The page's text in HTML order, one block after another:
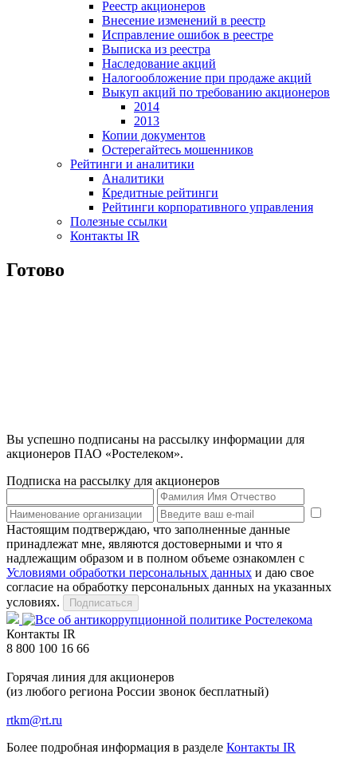
Реестр акционеров
Внесение изменений в реестр
Исправление ошибок в реестре
Выписка из реестра
Наследование акций
Налогообложение при продаже акций
Выкуп акций по требованию акционеров
2014
2013
Копии документов
Остерегайтесь мошенников
Рейтинги и аналитики
Аналитики
Кредитные рейтинги
Рейтинги корпоративного управления
Полезные ссылки
Контакты IR
Готово
Вы успешно подписаны на рассылку информации для
акционеров ПАО «Ростелеком».
Подписка на рассылку для акционеров
Настоящим подтверждаю, что заполненные данные
принадлежат мне, являются достоверными и что я
надлежащим образом и в полном объеме ознакомлен с
Условиями обработки персональных данных и даю свое
согласие на обработку персональных данных на указанных
условиях.
Контакты IR
8 800 100 16 66
Горячая линия для акционеров
(из любого региона России звонок бесплатный)
rtkm@rt.ru
Более подробная информация в разделе Контакты IR